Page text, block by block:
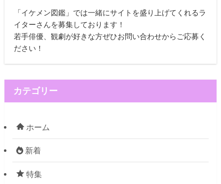
「イケメン図鑑」では一緒にサイトを盛り上げてくれるラ
イターさんを募集しております！
若手俳優、観劇が好きな方ぜひお問い合わせからご応募く
ださい！
カテゴリー
ホーム
新着
特集